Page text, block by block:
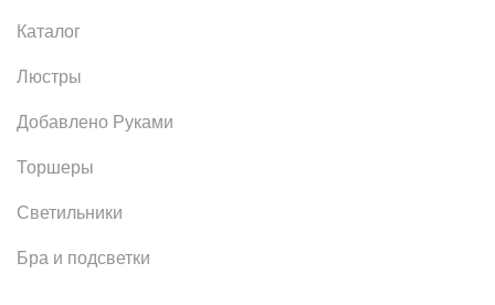
Каталог
Люстры
Добавлено Руками
Торшеры
Светильники
Бра и подсветки